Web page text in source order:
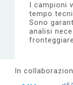
I campioni
tempo
Sono
analisi
In